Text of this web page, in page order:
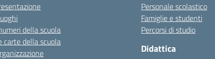
della scuola
carte della scuola
Personale scolastico
Famiglie e studenti
Percorsi di studio
Didattica